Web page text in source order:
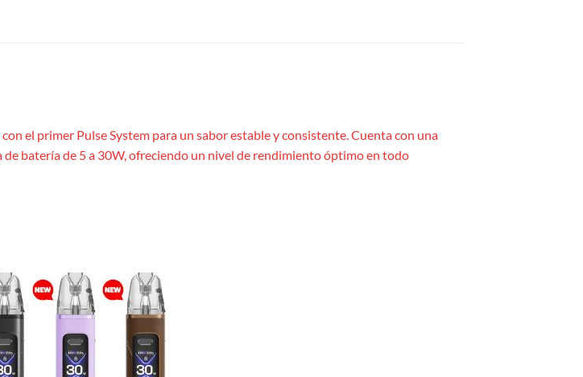
el primer Pulse System para un sabor estable y consistente. Cuenta con una
batería de 5 a 30W, ofreciendo un nivel de rendimiento óptimo en todo